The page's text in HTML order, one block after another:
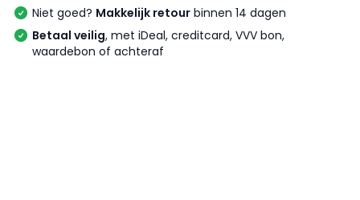
Niet goed? Makkelijk retour binnen 14 dagen
Betaal veilig, met iDeal, creditcard, VVV bon,
waardebon of achteraf